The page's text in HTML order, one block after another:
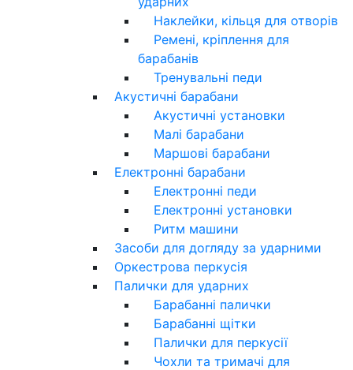
Наклейки, кільця для отворів
Ремені, кріплення для
барабанів
Тренувальні педи
Акустичні барабани
Акустичні установки
Малі барабани
Маршові барабани
Електронні барабани
Електронні педи
Електронні установки
Ритм машини
Засоби для догляду за ударними
Оркестрова перкусія
Палички для ударних
Барабанні палички
Барабанні щітки
Палички для перкусії
Чохли та тримачі для